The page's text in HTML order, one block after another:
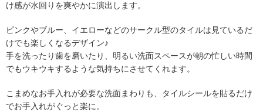
け感が水回りを爽やかに演出します。
ピンクやブルー、イエローなどのサークル型のタイルは見ているだ
けでも楽しくなるデザイン♪
手を洗ったり歯を磨いたり、明るい洗面スペースが朝の忙しい時間
でもウキウキするような気持ちにさせてくれます。
こまめなお手入れが必要な洗面まわりも、タイルシールを貼るだけ
でお手入れがぐっと楽に。